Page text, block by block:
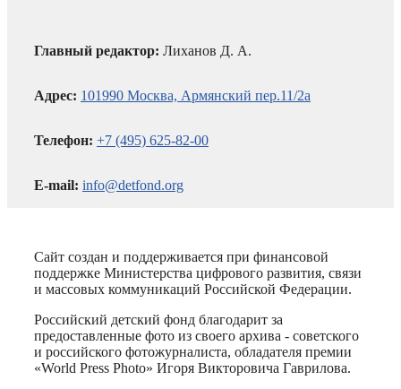
Главный редактор: Лиханов Д. А.
Адрес: 101990 Москва, Армянский пер.11/2а
Телефон: +7 (495) 625-82-00
E-mail: info@detfond.org
Сайт создан и поддерживается при финансовой
поддержке Министерства цифрового развития, связи
и массовых коммуникаций Российской Федерации.
Российский детский фонд благодарит за
предоставленные фото из своего архива - советского
и российского фотожурналиста, обладателя премии
«World Press Photo» Игоря Викторовича Гаврилова.